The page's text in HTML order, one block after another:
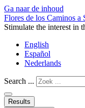
Ga naar de inhoud
Flores de los Caminos a
Stimulate the interest in
English
Español
Nederlands
Search ...
Results